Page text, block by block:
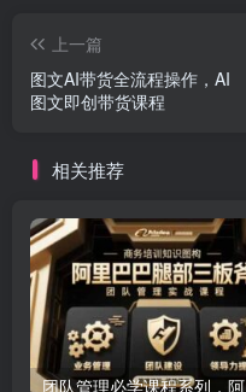
上一篇
图文AI带货全流程操作，AI
图文即创带货课程
相关推荐